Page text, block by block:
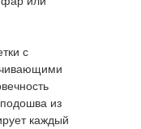
с
из
каждый